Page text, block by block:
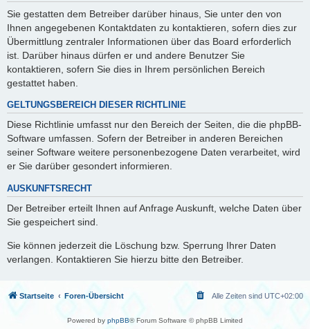
Sie gestatten dem Betreiber darüber hinaus, Sie unter den von
Ihnen angegebenen Kontaktdaten zu kontaktieren, sofern dies zur
Übermittlung zentraler Informationen über das Board erforderlich
ist. Darüber hinaus dürfen er und andere Benutzer Sie
kontaktieren, sofern Sie dies in Ihrem persönlichen Bereich
gestattet haben.
GELTUNGSBEREICH DIESER RICHTLINIE
Diese Richtlinie umfasst nur den Bereich der Seiten, die die phpBB-
Software umfassen. Sofern der Betreiber in anderen Bereichen
seiner Software weitere personenbezogene Daten verarbeitet, wird
er Sie darüber gesondert informieren.
AUSKUNFTSRECHT
Der Betreiber erteilt Ihnen auf Anfrage Auskunft, welche Daten über
Sie gespeichert sind.
Sie können jederzeit die Löschung bzw. Sperrung Ihrer Daten
verlangen. Kontaktieren Sie hierzu bitte den Betreiber.
Startseite Foren-Übersicht Alle Zeiten sind UTC+02:00
Powered by phpBB® Forum Software © phpBB Limited